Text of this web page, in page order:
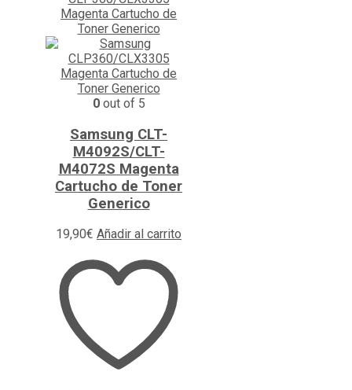
0out of 5
Samsung CLT-
M4092S/CLT-
M4072S Magenta
Cartucho de Toner
Generico
19,90€ Añadir al carrito